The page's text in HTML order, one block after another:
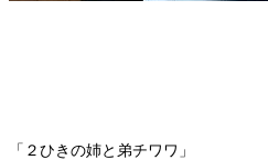
「２ひきの姉と弟チワワ」